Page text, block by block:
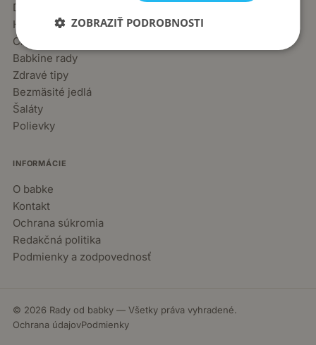
Dezerty
Hlavné jedlá
Chuťovky
Babkine rady
Zdravé tipy
Bezmäsité jedlá
Šaláty
Polievky
INFORMÁCIE
O babke
Kontakt
Ochrana súkromia
Redakčná politika
Podmienky a zodpovednosť
© 2026 Rady od babky — Všetky práva vyhradené.
Ochrana údajovPodmienky
ZOBRAZIŤ PODROBNOSTI